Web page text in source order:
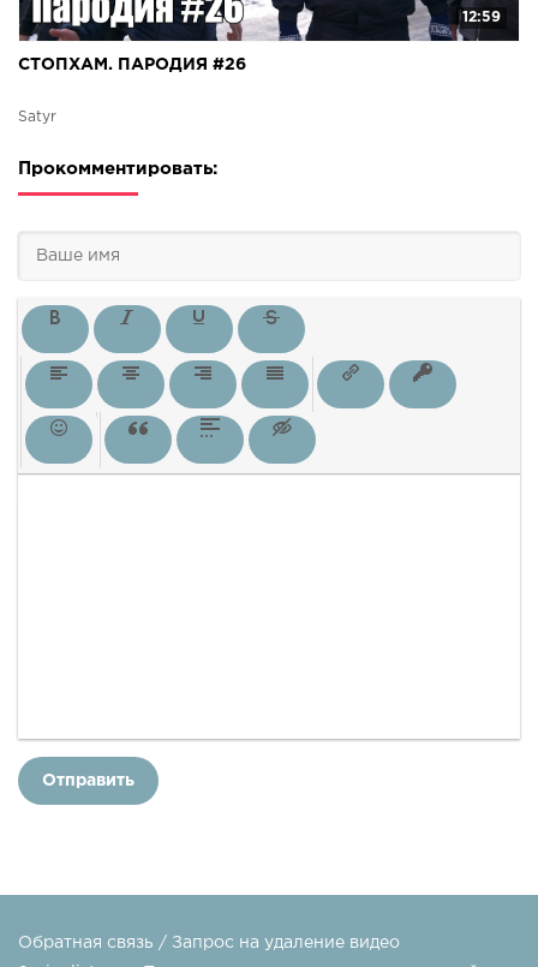
12:59
СТОПХАМ. ПАРОДИЯ #26
Satyr
Прокомментировать:
Отправить
Обратная связь / Запрос на удаление видео